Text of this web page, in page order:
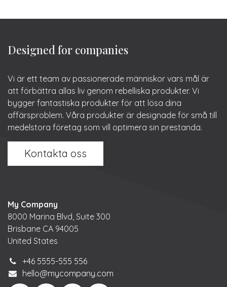
Designed for companies
Vi är ett team av passionerade människor vars mål är
att förbättra allas liv genom rebelliska produkter. Vi
bygger fantastiska produkter för att lösa dina
affärsproblem. Våra produkter är designade för små till
medelstora företag som vill optimera sin prestanda.
Kontakta oss
My Company
8000 Marina Blvd, Suite 300
Brisbane CA 94005
United States
+46 5555-555 556
hello@mycompany.com